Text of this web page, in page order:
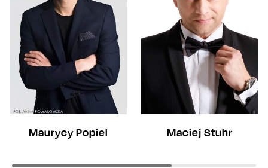
Maurycy Popiel Maciej Stuhr